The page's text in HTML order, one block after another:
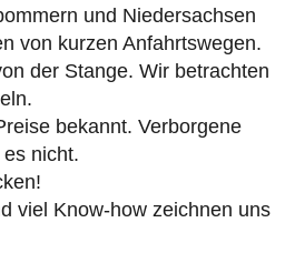
und Niedersachsen
von kurzen Anfahrtswegen.
der Stange. Wir betrachten
bekannt. Verborgene
nicht.
viel Know-how zeichnen uns